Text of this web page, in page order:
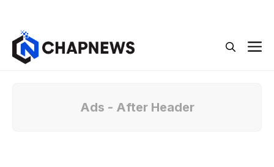
Ads - After Header